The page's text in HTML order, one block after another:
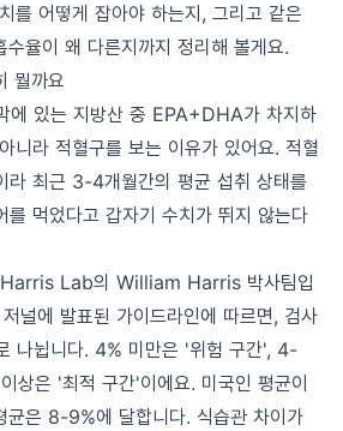
를 어떻게 잡아야 하는지, 그리고 같은
율이 왜 다른지까지 정리해 볼게요.
뭘까요
에 있는 지방산 중 EPA+DHA가 차지하
니라 적혈구를 보는 이유가 있어요. 적혈
라 최근 3-4개월간의 평균 섭취 상태를
를 먹었다고 갑자기 수치가 뛰지 않는다
Harris Lab의 William Harris 박사팀입
널에 발표된 가이드라인에 따르면, 검사
나뉩니다. 4% 미만은 '위험 구간', 4-
상은 '최적 구간'이에요. 미국인 평균이
균은 8-9%에 달합니다. 식습관 차이가